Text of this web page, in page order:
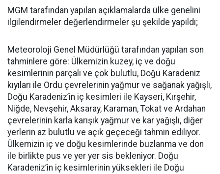
MGM tarafından yapılan açıklamalarda ülke genelini
ilgilendirmeler değerlendirmeler şu şekilde yapıldı;
Meteoroloji Genel Müdürlüğü tarafından yapılan son
tahminlere göre: Ülkemizin kuzey, iç ve doğu
kesimlerinin parçalı ve çok bulutlu, Doğu Karadeniz
kıyıları ile Ordu çevrelerinin yağmur ve sağanak yağışlı,
Doğu Karadeniz’in iç kesimleri ile Kayseri, Kırşehir,
Niğde, Nevşehir, Aksaray, Karaman, Tokat ve Ardahan
çevrelerinin karla karışık yağmur ve kar yağışlı, diğer
yerlerin az bulutlu ve açık geçeceği tahmin ediliyor.
Ülkemizin iç ve doğu kesimlerinde buzlanma ve don
ile birlikte pus ve yer yer sis bekleniyor. Doğu
Karadeniz’in iç kesimlerinin yüksekleri ile Doğu